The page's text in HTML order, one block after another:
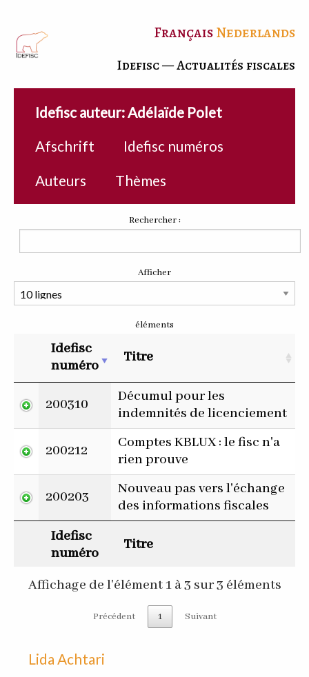
FrançaisNederlands
Idefisc — Actualités fiscales
Idefisc auteur: Adélaïde Polet
Afschrift
Idefisc numéros
Auteurs
Thèmes
Rechercher :
Afficher
éléments
Idefisc
numéro
Titre
Idefisc
numéro
Titre
200310
Décumul pour les
indemnités de licenciement
200212
Comptes KBLUX : le fisc n'a
rien prouve
200203
Nouveau pas vers l'échange
des informations fiscales
Affichage de l'élément 1 à 3 sur 3 éléments
Précédent 1 Suivant
Lida Achtari